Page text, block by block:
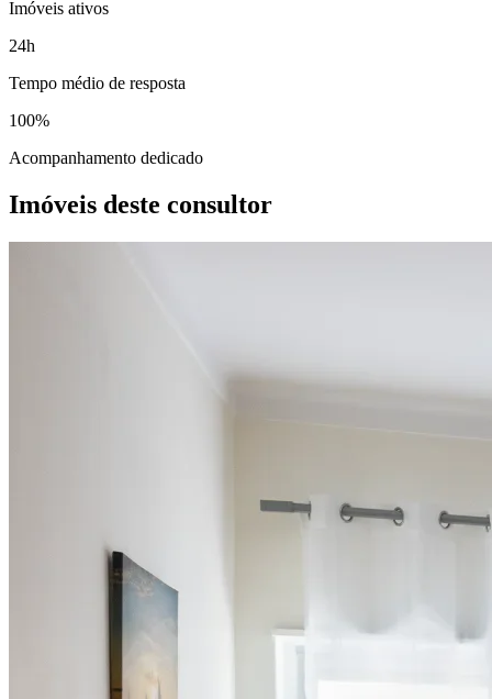
Imóveis ativos
24h
Tempo médio de resposta
100%
Acompanhamento dedicado
Imóveis deste consultor